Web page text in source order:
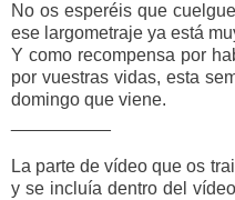
No os esperéis que
ese largometraje ya está
Y como recompensa por
por vuestras vidas, esta
domingo que viene.
La parte de vídeo que os
y se incluía dentro del